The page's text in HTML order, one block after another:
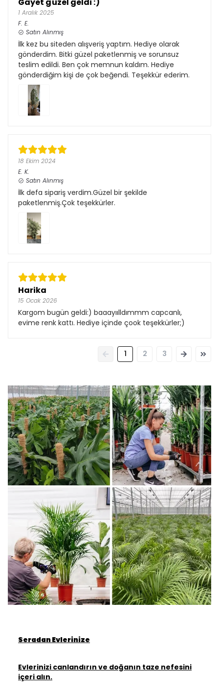
1 Aralık 2025
F. E.
Satın Alınmış
İlk kez bu siteden alışveriş yaptım. Hediye olarak
gönderdim. Bitki güzel paketlenmiş ve sorunsuz
teslim edildi. Ben çok memnun kaldım. Hediye
gönderdiğim kişi de çok beğendi. Teşekkür ederim.
18 Ekim 2024
E. K.
Satın Alınmış
İlk defa sipariş verdim.Güzel bir şekilde
paketlenmiş.Çok teşekkürler.
Harika
15 Ocak 2026
Kargom bugün geldi:) baaayıılldımmm capcanlı,
evime renk kattı. Hediye içinde çook teşekkürler;)
1 2 3
Seradan Evlerinize
Evlerinizi canlandırın ve doğanın taze nefesini
içeri alın.